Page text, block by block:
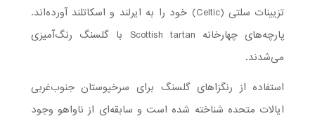
تزیینات سلتی (Celtic) خود را به ایرلند و اسکاتلند آورده‌اند.
پارچه‌های چهارخانه Scottish tartan با گلسنگ رنگ‌آمیزی
می‌شدند.
استفاده از رنگزاهای گلسنگ برای سرخپوستان جنوب‌غربی
ایالات متحده شناخته شده است و سابقه‌ای از ناواهو وجود